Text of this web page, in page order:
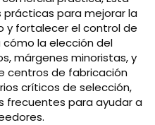
para mejorar la
y fortalecer el control de
la elección del
márgenes minoristas, y
centros de fabricación
críticos de selección,
frecuentes para ayudar a